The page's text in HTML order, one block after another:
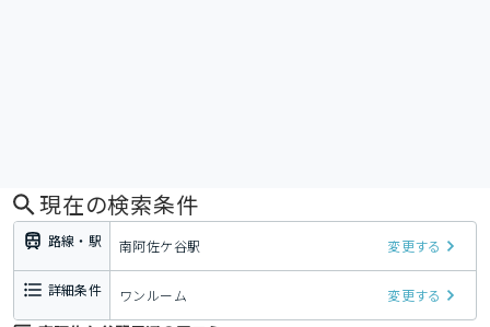
現在の検索条件
路線・駅 南阿佐ケ谷駅 変更する
詳細条件 ワンルーム 変更する